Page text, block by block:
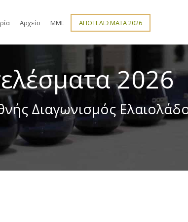
Αρχείο ΜΜΕ ΑΠΟΤΕΛΕΣΜΑΤΑ 2026
2026
Διαγωνισμός